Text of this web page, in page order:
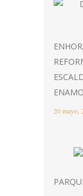
20 mayo,